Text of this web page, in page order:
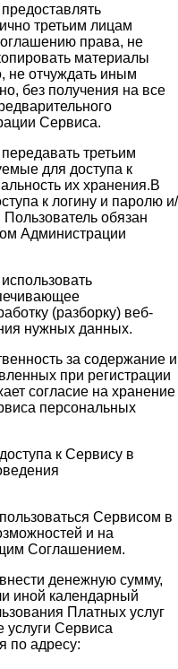
третьим лицам
права, не
материалы
не отчуждать иным
без получения на все
Сервиса.
третьим
для доступа к
их хранения.В
к логину и паролю и/
Пользователь обязан
Администрации
(разборку) веб-
нужных данных.
за содержание и
при регистрации
согласие на хранение
персональных
к Сервису в
Сервисом в
и на
Соглашением.
денежную сумму,
иной календарный
Платных услуг
Сервиса
по адресу: